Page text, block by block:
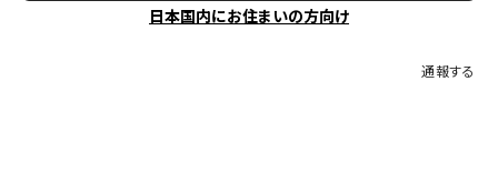
日本国内にお住まいの方向け
通報する